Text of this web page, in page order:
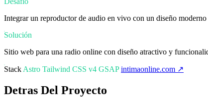
Integrar un reproductor de audio en vivo con un diseño
Solución
Sitio web para una radio online con diseño atractivo y
Stack Astro Tailwind CSS v4 GSAPintimaonline.com ↗
Detras Del Proyecto